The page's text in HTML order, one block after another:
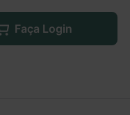
Faça Login